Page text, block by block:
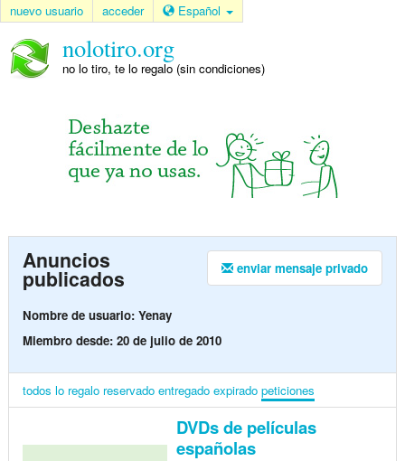
nuevo usuario acceder Español
nolotiro.org
no lo tiro, te lo regalo (sin condiciones)
enviar mensaje privado
Anuncios
publicados
Nombre de usuario: Yenay
Miembro desde: 20 de julio de 2010
todos lo regalo reservado entregado expirado peticiones
DVDs de películas
españolas